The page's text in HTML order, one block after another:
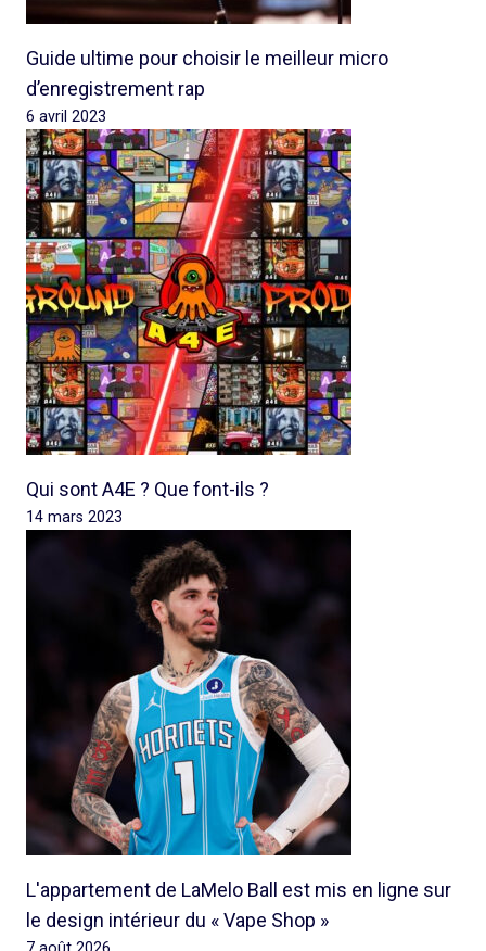
Guide ultime pour choisir le meilleur micro
d’enregistrement rap
6 avril 2023
Qui sont A4E ? Que font-ils ?
14 mars 2023
L'appartement de LaMelo Ball est mis en ligne sur
le design intérieur du « Vape Shop »